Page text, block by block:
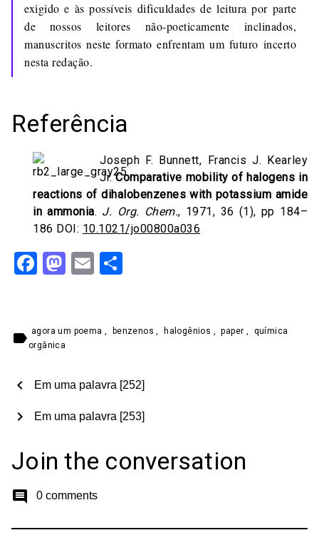
exigido e às possíveis dificuldades de leitura por parte
de nossos leitores não-poeticamente inclinados,
manuscritos neste formato enfrentam um futuro incerto
nesta redação.
Referência
Joseph F. Bunnett, Francis J. Kearley
Jr.Comparative mobility of halogens in
reactions of dihalobenzenes with potassium amide
in ammonia. J. Org. Chem., 1971, 36 (1), pp 184–
186 DOI: 10.1021/jo00800a036
Facebook
Mastodon
Email
label agora um poema, benzenos, halogênios , paper ,
química
orgânica
chevron_left Em uma palavra [252]
Em uma palavra [253]
chevron_right
Join the conversation
comment 0 comments